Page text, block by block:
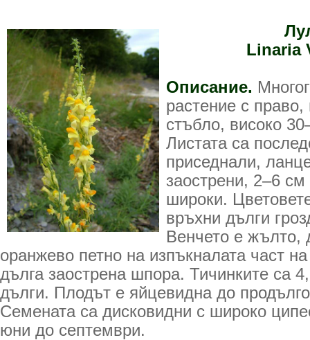
Linaria
Описание.
растение с право,
стъбло, високо
Листата са
приседнали,
заострени, 2–6
широки.
връхни дълги
Венчето е жълто,
оранжево петно на изпъкналата част
дълга заострена шпора. Тичинките са
дълги. Плодът е яйцевидна до
Семената са дисковидни с широко
юни до септември.